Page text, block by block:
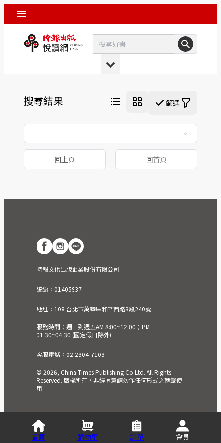
搜尋結果 篩選
回上頁 回首頁
時報文化出版企業股份有限公司
統編：01405937
地址：108 台北市萬華區和平西路3段240號
服務時間：週一到週五AM 8:00~12:00；PM
01:30~04:30 (國定假日除外)
客服電話：02-2304-7103
© 2026, China Times Publishing Co Ltd. All Rights
Reserved. 版權所有，非經同意請勿作任何形式之轉載使
用
首頁 購物車 訂單 會員